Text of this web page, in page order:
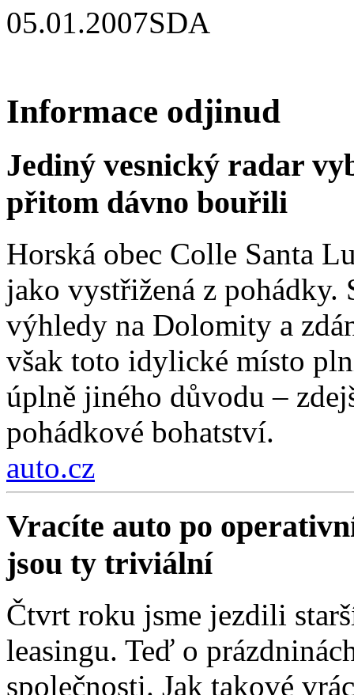
05.01.2007SDA
Informace odjinud
Jediný vesnický radar
přitom dávno bouřili
Horská obec Colle Santa
jako vystřižená z pohádky.
výhledy na Dolomity a
však toto idylické místo
úplně jiného důvodu –
pohádkové bohatství.
auto.cz
Vracíte auto po
jsou ty triviální
Čtvrt roku jsme jezdili
leasingu. Teď o
společnosti. Jak takové